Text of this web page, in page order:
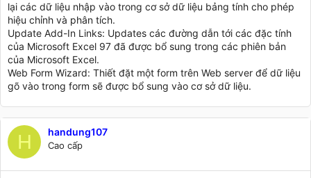
lại các dữ liệu nhập vào trong cơ sở dữ liệu bảng tính cho phép
hiệu chỉnh và phân tích.
Update Add-In Links: Updates các đường dẫn tới các đặc tính
của Microsoft Excel 97 đã được bổ sung trong các phiên bản
của Microsoft Excel.
Web Form Wizard: Thiết đặt một form trên Web server để dữ liệu
gõ vào trong form sẽ được bổ sung vào cơ sở dữ liệu.
H handung107
Cao cấp